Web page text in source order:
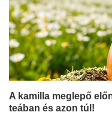
A kamilla meglepő
teában és azon túl!
Ha a gyermekkor, az
természetes
A kamilla évszázadok
amelyet a természetes